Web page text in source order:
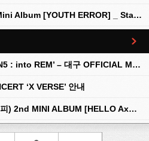
FLARE U (플레어 유) 1st Mini Album [YOUTH ERROR] _ Stationery Kit Ver.
2026 N.Flying LIVE ‘&CON5 : into REM’ – 대구 OFFICIAL MD 현장 판매 안내
‘X VERSE’ 안내
[예약 판매] AxMxP (에이엠피) 2nd MINI ALBUM [HELLO AxMxP] 예약 판매 안내
더보기